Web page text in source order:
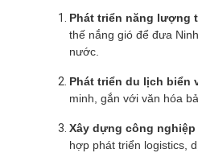
Phát triển năng lượng
thế nắng gió để đưa
nước.
Phát triển du lịch biển
minh, gắn với văn hóa
Xây dựng công
hợp phát triển logistics,